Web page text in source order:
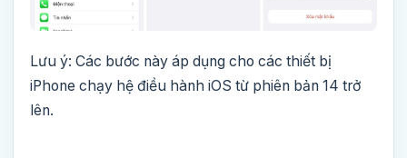
Lưu ý: Các bước này áp dụng cho các thiết bị
iPhone chạy hệ điều hành iOS từ phiên bản 14 trở
lên.